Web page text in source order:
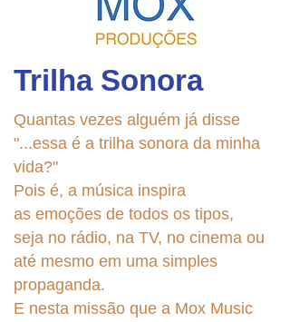
Trilha Sonora
Quantas vezes alguém já disse
"...essa é a trilha sonora da minha
vida?"
Pois é, a música inspira
as emoções de todos os tipos,
seja no rádio, na TV, no cinema ou
até mesmo em uma simples
propaganda.
E nesta missão que a Mox Music